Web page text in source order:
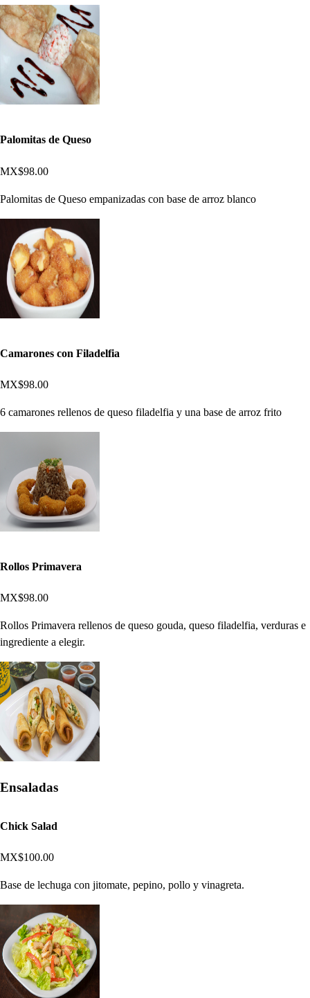
Palomitas de Queso
MX$98.00
Palomitas de Queso empanizadas con base de arroz blanco
Camarones con Filadelfia
MX$98.00
6 camarones rellenos de queso filadelfia y una base de arroz frito
Rollos Primavera
MX$98.00
Rollos Primavera rellenos de queso gouda, queso filadelfia, verduras e
ingrediente a elegir.
Ensaladas
Chick Salad
MX$100.00
Base de lechuga con jitomate, pepino, pollo y vinagreta.